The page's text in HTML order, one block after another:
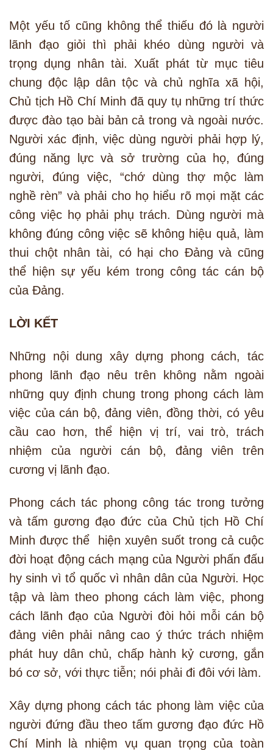
Một yếu tố cũng không thể thiếu đó là người
lãnh đạo giỏi thì phải khéo dùng người và
trọng dụng nhân tài. Xuất phát từ mục tiêu
chung độc lập dân tộc và chủ nghĩa xã hội,
Chủ tịch Hồ Chí Minh đã quy tụ những trí thức
được đào tạo bài bản cả trong và ngoài nước.
Người xác định, việc dùng người phải hợp lý,
đúng năng lực và sở trường của họ, đúng
người, đúng việc, “chớ dùng thợ mộc làm
nghề rèn” và phải cho họ hiểu rõ mọi mặt các
công việc họ phải phụ trách. Dùng người mà
không đúng công việc sẽ không hiệu quả, làm
thui chột nhân tài, có hại cho Đảng và cũng
thể hiện sự yếu kém trong công tác cán bộ
của Đảng.
LỜI KẾT
Những nội dung xây dựng phong cách, tác
phong lãnh đạo nêu trên không nằm ngoài
những quy định chung trong phong cách làm
việc của cán bộ, đảng viên, đồng thời, có yêu
cầu cao hơn, thể hiện vị trí, vai trò, trách
nhiệm của người cán bộ, đảng viên trên
cương vị lãnh đạo.
Phong cách tác phong công tác trong tưởng
và tấm gương đạo đức của Chủ tịch Hồ Chí
Minh được thể hiện xuyên suốt trong cả cuộc
đời hoạt động cách mạng của Người phấn đấu
hy sinh vì tổ quốc vì nhân dân của Người. Học
tập và làm theo phong cách làm việc, phong
cách lãnh đạo của Người đòi hỏi mỗi cán bộ
đảng viên phải nâng cao ý thức trách nhiệm
phát huy dân chủ, chấp hành kỷ cương, gắn
bó cơ sở, với thực tiễn; nói phải đi đôi với làm.
Xây dựng phong cách tác phong làm việc của
người đứng đầu theo tấm gương đạo đức Hồ
Chí Minh là nhiệm vụ quan trọng của toàn